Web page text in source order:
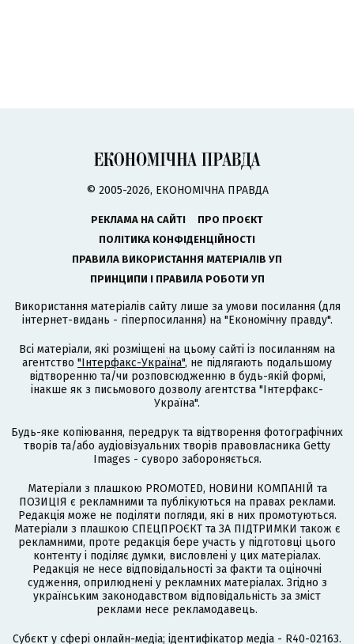
© 2005-2026, ЕКОНОМІЧНА ПРАВДА
РЕКЛАМА НА САЙТІ
ПРО ПРОЄКТ
ПОЛІТИКА КОНФІДЕНЦІЙНОСТІ
ПРАВИЛА ВИКОРИСТАННЯ МАТЕРІАЛІВ УП
ПРИНЦИПИ І ПРАВИЛА РОБОТИ УП
Використання матеріалів сайту лише за умови посилання (для
інтернет-видань - гіперпосилання) на "Економічну правду".
Всі матеріали, які розміщені на цьому сайті із посиланням на
агентство "Інтерфакс-Україна", не підлягають подальшому
відтворенню та/чи розповсюдженню в будь-якій формі,
інакше як з письмового дозволу агентства "Інтерфакс-
Україна".
Будь-яке копіювання, передрук та відтворення фотографічних
творів та/або аудіовізуальних творів правовласника Getty
Images - суворо забороняється.
Матеріали з плашкою PROMOTED, НОВИНИ КОМПАНІЙ та
ПОЗИЦІЯ є рекламними та публікуються на правах реклами.
Редакція може не поділяти погляди, які в них промотуються.
Матеріали з плашкою СПЕЦПРОЄКТ та ЗА ПІДТРИМКИ також є
рекламними, проте редакція бере участь у підготовці цього
контенту і поділяє думки, висловлені у цих матеріалах.
Редакція не несе відповідальності за факти та оціночні
судження, оприлюднені у рекламних матеріалах. Згідно з
українським законодавством відповідальність за зміст
реклами несе рекламодавець.
Cубєкт у сфері онлайн-медіа; ідентифікатор медіа - R40-02163.